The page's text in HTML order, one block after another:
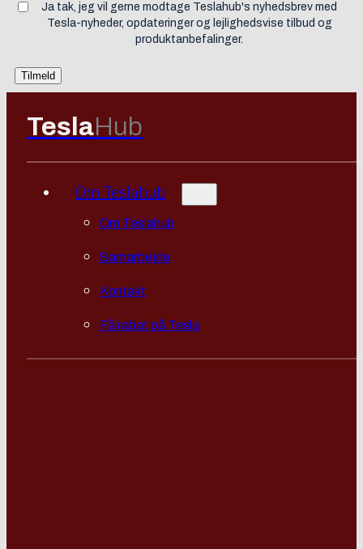
Ja tak, jeg vil gerne modtage Teslahub's nyhedsbrev med
Tesla-nyheder, opdateringer og lejlighedsvise tilbud og
produktanbefalinger.
TeslaHub
Om Teslahub
Om Teslahub
Samarbejde
Kontakt
Få rabat på Tesla